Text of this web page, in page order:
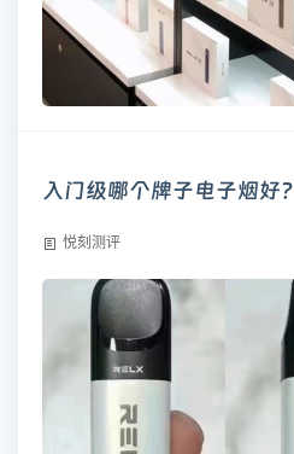
入门级哪个牌子电子烟好?
悦刻测评